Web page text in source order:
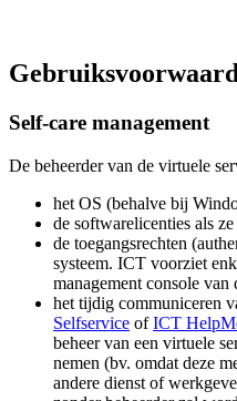
Self-care management
De beheerder van de virtuele
het OS (behalve bij
de softwarelicenties als
de toegangsrechten
systeem. ICT voorziet
management console van
het tijdig communiceren
Selfservice ofICT
beheer van een virtuele
nemen (bv. omdat deze
andere dienst of